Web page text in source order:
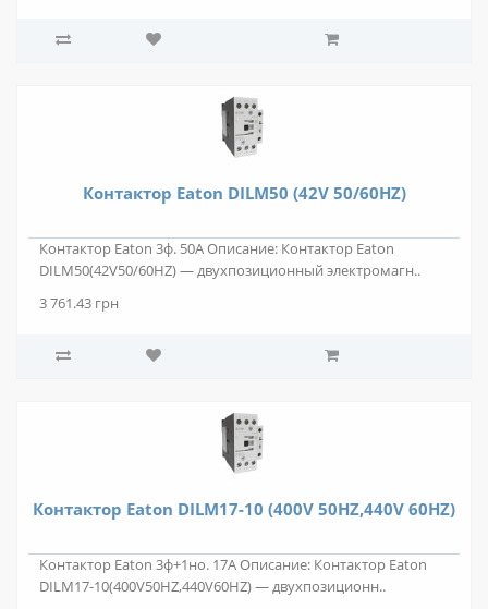
Контактор Eaton DILM50 (42V 50/60HZ)
Контактор Eaton 3ф. 50А Описание: Контактор Eaton
DILM50(42V50/60HZ) — двухпозиционный электромагн..
3 761.43 грн
Контактор Eaton DILM17-10 (400V 50HZ,440V 60HZ)
Контактор Eaton 3ф+1но. 17А Описание: Контактор Eaton
DILM17-10(400V50HZ,440V60HZ) — двухпозиционн..